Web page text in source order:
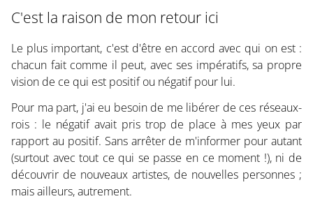
C'est la raison de mon retour ici
Le plus important, c'est d'être en accord avec qui on est :
chacun fait comme il peut, avec ses impératifs, sa propre
vision de ce qui est positif ou négatif pour lui.
Pour ma part, j'ai eu besoin de me libérer de ces réseaux-
rois : le négatif avait pris trop de place à mes yeux par
rapport au positif. Sans arrêter de m'informer pour autant
(surtout avec tout ce qui se passe en ce moment !), ni de
découvrir de nouveaux artistes, de nouvelles personnes ;
mais ailleurs, autrement.